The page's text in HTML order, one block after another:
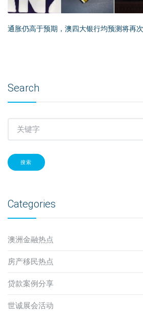
通胀仍高于预期，澳四大银行均预测将再次
Search
搜索
Categories
澳洲金融热点
房产移民热点
贷款案例分享
世诚展会活动